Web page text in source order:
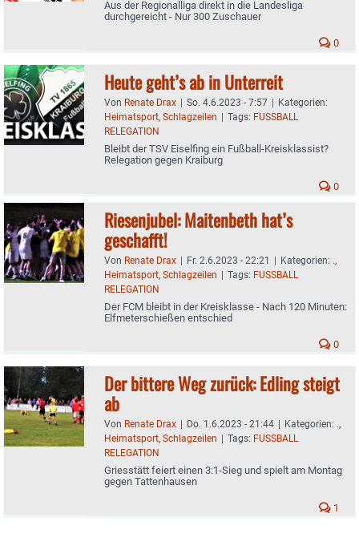
Aus der Regionalliga direkt in die Landesliga
durchgereicht - Nur 300 Zuschauer
0
Heute geht’s ab in Unterreit
Von Renate Drax | So. 4.6.2023 - 7:57 | Kategorien:
Heimatsport, Schlagzeilen | Tags: FUSSBALL
RELEGATION
Bleibt der TSV Eiselfing ein Fußball-Kreisklassist?
Relegation gegen Kraiburg
0
Riesenjubel: Maitenbeth hat’s
geschafft!
Von Renate Drax | Fr. 2.6.2023 - 22:21 | Kategorien: .,
Heimatsport, Schlagzeilen | Tags: FUSSBALL
RELEGATION
Der FCM bleibt in der Kreisklasse - Nach 120 Minuten:
Elfmeterschießen entschied
0
Der bittere Weg zurück: Edling steigt
ab
Von Renate Drax | Do. 1.6.2023 - 21:44 | Kategorien: .,
Heimatsport, Schlagzeilen | Tags: FUSSBALL
RELEGATION
Griesstätt feiert einen 3:1-Sieg und spielt am Montag
gegen Tattenhausen
1